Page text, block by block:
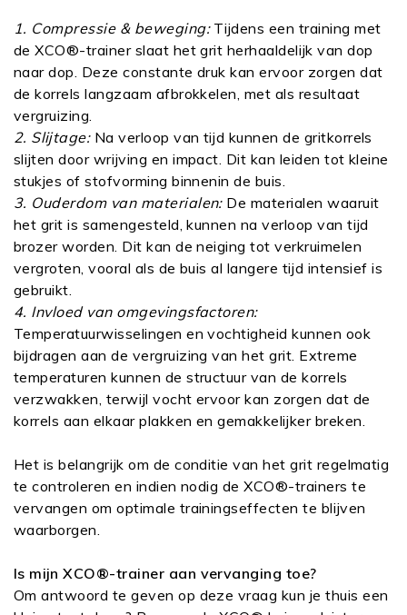
1. Compressie & beweging:Tijdens een training met
de XCO®-trainer slaat het grit herhaaldelijk van dop
naar dop. Deze constante druk kan ervoor zorgen dat
de korrels langzaam afbrokkelen, met als resultaat
vergruizing.
2. Slijtage:Na verloop van tijd kunnen de gritkorrels
slijten door wrijving en impact. Dit kan leiden tot kleine
stukjes of stofvorming binnenin de buis.
3. Ouderdom van materialen:De materialen waaruit
het grit is samengesteld, kunnen na verloop van tijd
brozer worden. Dit kan de neiging tot verkruimelen
vergroten, vooral als de buis al langere tijd intensief is
gebruikt.
4. Invloed van omgevingsfactoren:
Temperatuurwisselingen en vochtigheid kunnen ook
bijdragen aan de vergruizing van het grit. Extreme
temperaturen kunnen de structuur van de korrels
verzwakken, terwijl vocht ervoor kan zorgen dat de
korrels aan elkaar plakken en gemakkelijker breken.
Het is belangrijk om de conditie van het grit regelmatig
te controleren en indien nodig de XCO®-trainers te
vervangen om optimale trainingseffecten te blijven
waarborgen.
Is mijn XCO®-trainer aan vervanging toe?
Om antwoord te geven op deze vraag kun je thuis een